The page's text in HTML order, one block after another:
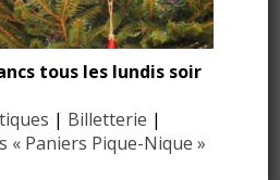
tous les lundis soir
| Billetterie |
« Paniers Pique-Nique »